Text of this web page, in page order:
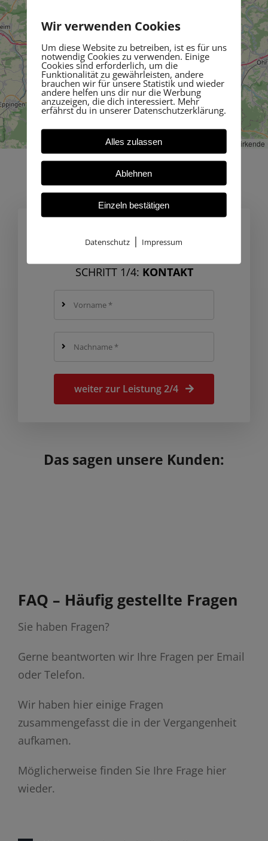
Leaflet, © Mitwirkende
Das sagen unsere Kunden:
In 1 Min. zur Anfrage!
SCHRITT 1/4: KONTAKT
weiter zur Leistung 2/4
FAQ – Häufig gestellte Fragen
Sie haben Fragen?
Gerne beantworten wir Ihre Fragen per Email
oder Telefon.
Wir haben hier einige Fragen
zusammengefasst die in der Vergangenheit
aufkamen.
Möglicherweise finden Sie Ihre Frage hier
wieder.
Wir verwenden Cookies
Um diese Website zu betreiben, ist es für uns
notwendig Cookies zu verwenden. Einige
Cookies sind erforderlich, um die
Funktionalität zu gewährleisten, andere
brauchen wir für unsere Statistik und wieder
andere helfen uns dir nur die Werbung
anzuzeigen, die dich interessiert. Mehr
erfährst du in unserer Datenschutzerklärung.
Alles zulassen
Ablehnen
Einzeln bestätigen
Datenschutz | Impressum